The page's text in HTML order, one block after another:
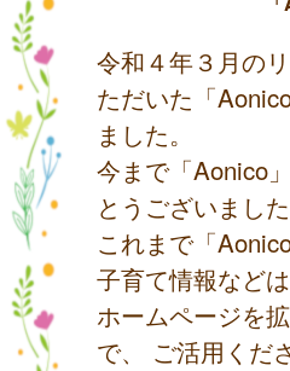
令和４年３月の
ただいた「
ました。
今まで「Aonico
とうございました
これまで「
子育て情報など
ホームページを
で、 ご活用くだ